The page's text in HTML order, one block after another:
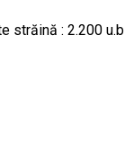
străină : 2.200 u.b